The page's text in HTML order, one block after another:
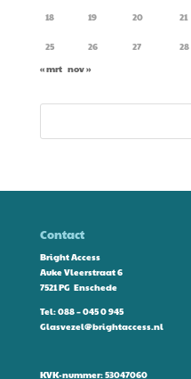
18 19 20 21
25 26 27 28
« mrt nov »
Contact
Bright Access
Auke Vleerstraat 6
7521 PG Enschede
Tel:088 – 045 0 945
Glasvezel@brightaccess.nl
KVK-nummer: 53047060